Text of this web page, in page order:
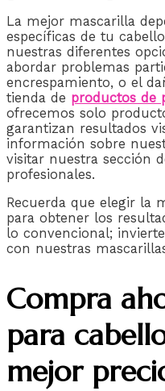
La mejor mascarilla
específicas de tu
nuestras diferentes
abordar problemas
encrespamiento, o el
tienda de productos de
ofrecemos solo
garantizan resultados
información sobre
visitar nuestra sección
profesionales.
Recuerda que elegir la
para obtener los
lo convencional;
con nuestras
Compra
para
mejor